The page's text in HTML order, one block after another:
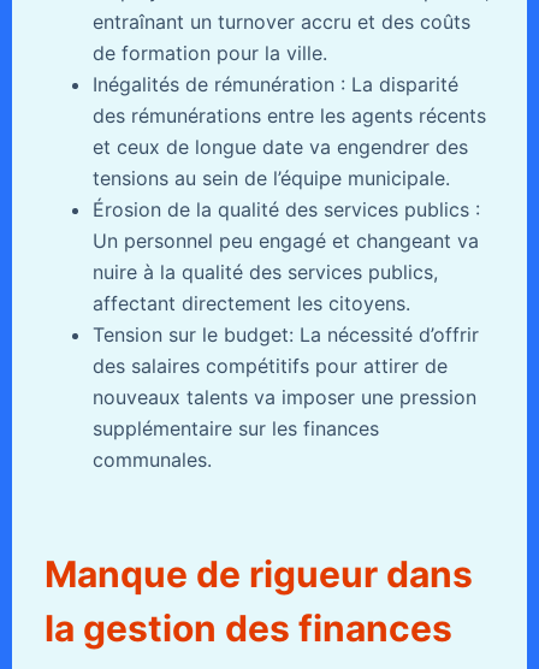
entraînant un turnover accru et des coûts
de formation pour la ville.
Inégalités de rémunération : La disparité
des rémunérations entre les agents récents
et ceux de longue date va engendrer des
tensions au sein de l’équipe municipale.
Érosion de la qualité des services publics :
Un personnel peu engagé et changeant va
nuire à la qualité des services publics,
affectant directement les citoyens.
Tension sur le budget: La nécessité d’offrir
des salaires compétitifs pour attirer de
nouveaux talents va imposer une pression
supplémentaire sur les finances
communales.
Manque de rigueur dans
la gestion des finances